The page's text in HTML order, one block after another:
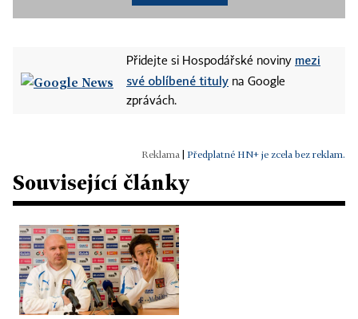
Přidejte si Hospodářské noviny mezi
své oblíbené tituly na Google
zprávách.
Předplatné HN+ je zcela bez reklam.
Související články